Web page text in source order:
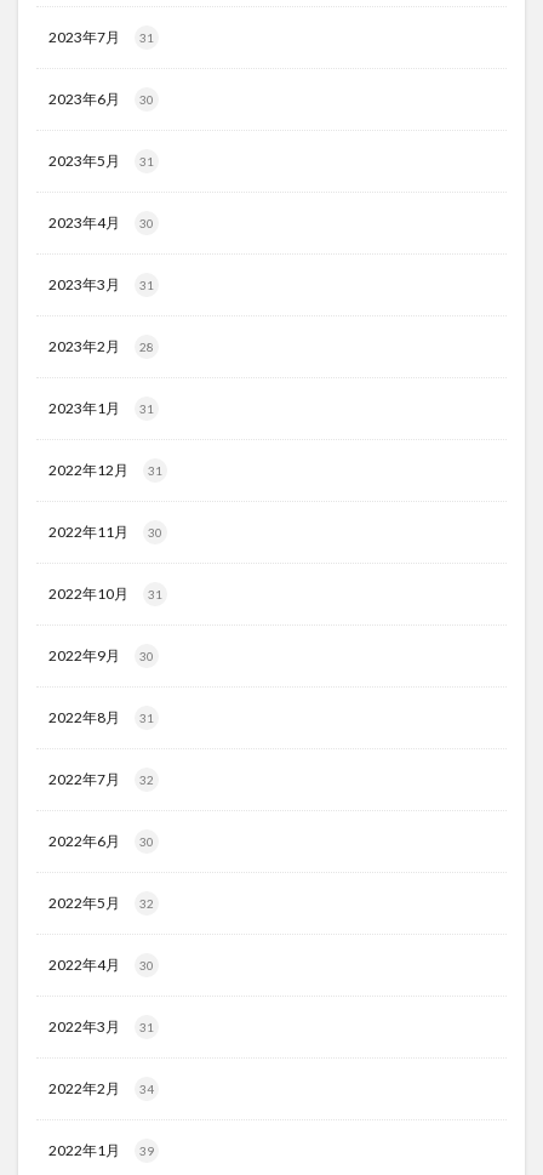
2023年7月 31
2023年6月 30
2023年5月 31
2023年4月 30
2023年3月 31
2023年2月 28
2023年1月 31
2022年12月 31
2022年11月 30
2022年10月 31
2022年9月 30
2022年8月 31
2022年7月 32
2022年6月 30
2022年5月 32
2022年4月 30
2022年3月 31
2022年2月 34
2022年1月 39